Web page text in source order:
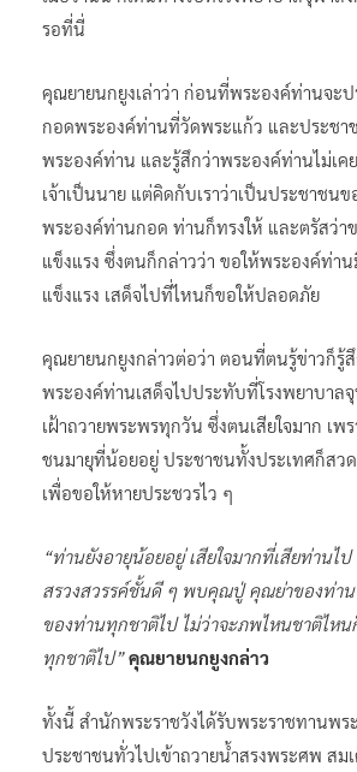
รอที่นี่
คุณยายนกยูงเล่าว่า ก่อนที่พระองค์ท่านจะป
กอดพระองค์ท่านที่วัดพระแก้ว และประชา
พระองค์ท่าน และรู้สึกว่าพระองค์ท่านไม่เค
เจ้าเป็นนาย แต่คิดกับเราว่าเป็นประชาชน
พระองค์ท่านกอด ท่านก็ทรงให้ และตรัสว่า
แข็งแรง ซึ่งตนก็กล่าวว่า ขอให้พระองค์ท่า
แข็งแรง เสด็จไปที่ไหนก็ขอให้ปลอดภัย
คุณยายนกยูงกล่าวต่อว่า ตอนที่ตนรู้ข่าวก็รู้สึ
พระองค์ท่านเสด็จไปประทับที่โรงพยาบาล
เฝ้าถวายพระพรทุกวัน ซึ่งตนเสียใจมาก เพ
ชนมายุที่น้อยอยู่ ประชาชนทั้งประเทศก็สว
เพื่อขอให้หายประชวรไว ๆ
“ท่านยังอายุน้อยอยู่ เสียใจมากที่เสียท่านไ
สรวงสวรรค์ชั้นดี ๆ พบคุณปู่ คุณย่าของท่าน
ของท่านทุกชาติไป ไม่ว่าจะภพไหนชาติไหน
ทุกชาติไป”คุณยายนกยูงกล่าว
ทั้งนี้ สำนักพระราชวังได้รับพระราชทานพร
ประชาชนทั่วไปเข้าถวายน้ำสรงพระศพ สมเ